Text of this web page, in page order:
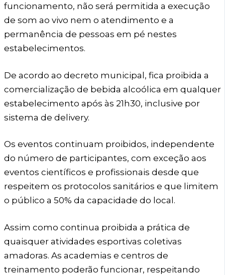
funcionamento, não será permitida a execução
de som ao vivo nem o atendimento e a
permanência de pessoas em pé nestes
estabelecimentos.
De acordo ao decreto municipal, fica proibida a
comercialização de bebida alcoólica em qualquer
estabelecimento após às 21h30, inclusive por
sistema de delivery.
Os eventos continuam proibidos, independente
do número de participantes, com exceção aos
eventos científicos e profissionais desde que
respeitem os protocolos sanitários e que limitem
o público a 50% da capacidade do local.
Assim como continua proibida a prática de
quaisquer atividades esportivas coletivas
amadoras. As academias e centros de
treinamento poderão funcionar, respeitando